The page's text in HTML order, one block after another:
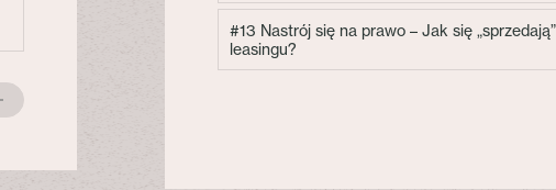
#13 Nastrój się na prawo – Jak się
leasingu?